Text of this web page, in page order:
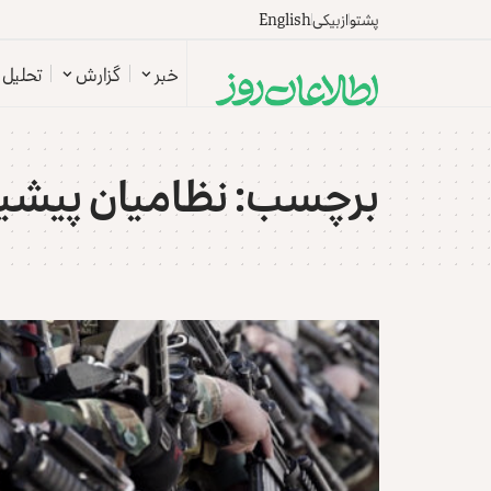
پشتوازبیکیEnglish
خبر گزارش تحلیل
برچسب:نظامیان